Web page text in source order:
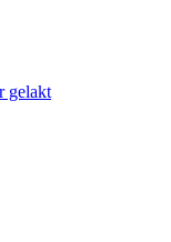
gelakt